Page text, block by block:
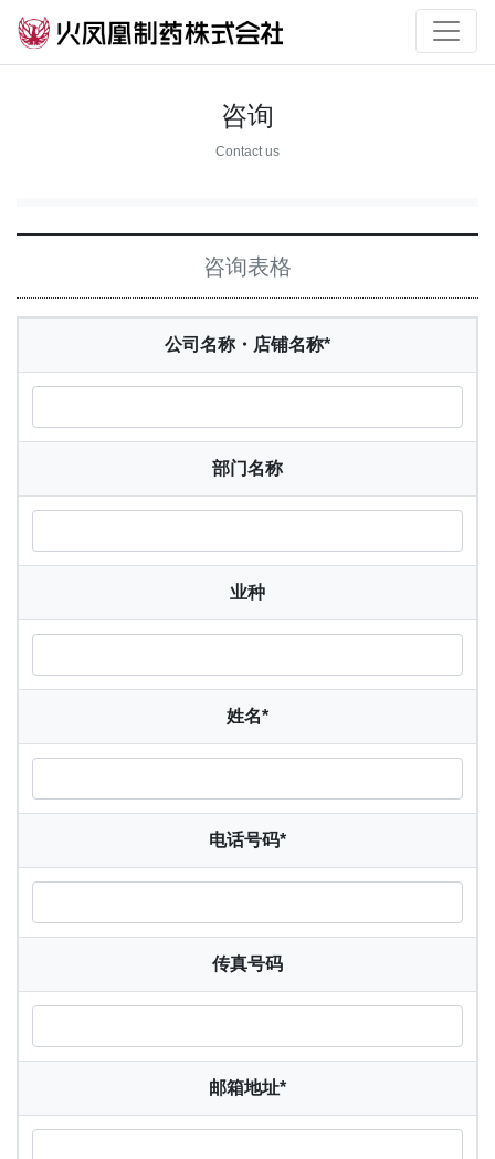
咨询
Contact us
咨询表格
公司名称・店铺名称*
部门名称
业种
姓名*
电话号码*
传真号码
邮箱地址*